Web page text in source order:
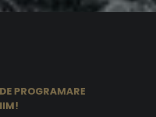
PROGRAMARE